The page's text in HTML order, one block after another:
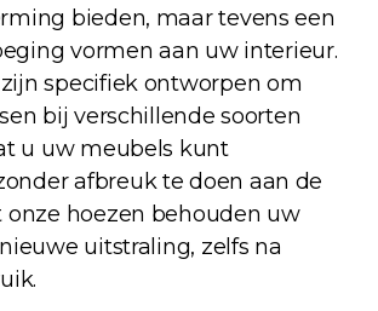
bieden, maar tevens een
vormen aan uw interieur.
specifiek ontworpen om
bij verschillende soorten
u uw meubels kunt
afbreuk te doen aan de
onze hoezen behouden uw
uitstraling, zelfs na